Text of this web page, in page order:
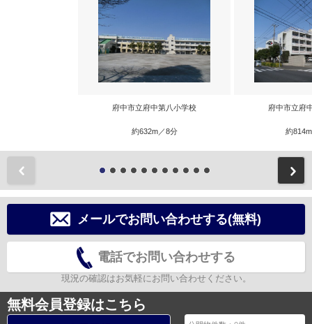
府中市立府中第八小学校
約632m／8分
府中市立府
約
メールでお問い合わせする(無料)
電話でお問い合わせする
現況の確認はお気軽にお問い合わせください。
無料会員登録はこちら